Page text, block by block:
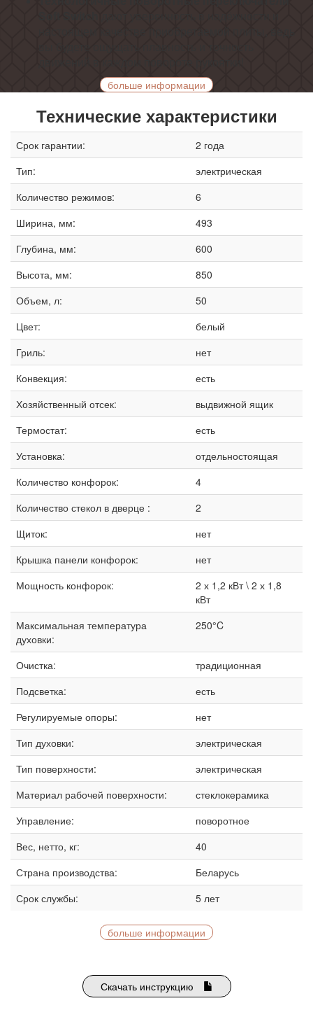
больше информации
Технические характеристики
Срок гарантии:
2 года
Тип:
электрическая
Количество режимов:
6
Ширина, мм:
493
Глубина, мм:
600
Высота, мм:
850
Объем, л:
50
Цвет:
белый
Гриль:
нет
Конвекция:
есть
Хозяйственный отсек:
выдвижной ящик
Термостат:
есть
Установка:
отдельностоящая
Количество конфорок:
4
Количество стекол в дверце :
2
Щиток:
нет
Крышка панели конфорок:
нет
Мощность конфорок:
2 х 1,2 кВт \ 2 х 1,8
кВт
Максимальная температура
духовки:
250°C
Очистка:
традиционная
Подсветка:
есть
Регулируемые опоры:
нет
Тип духовки:
электрическая
Тип поверхности:
электрическая
Материал рабочей поверхности:
стеклокерамика
Управление:
поворотное
Вес, нетто, кг:
40
Страна производства:
Беларусь
Срок службы:
5 лет
больше информации
Скачать инструкцию